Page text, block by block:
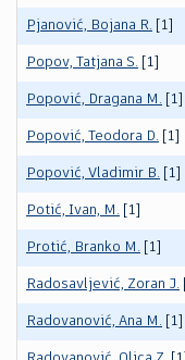
Pjanović, Bojana R. [1]
Popov, Tatjana S. [1]
Popović, Dragana M. [1]
Popović, Teodora D. [1]
Popović, Vladimir B. [1]
Potić, Ivan, M. [1]
Protić, Branko M. [1]
Radosavljević, Zoran J.
Radovanović, Ana M. [1]